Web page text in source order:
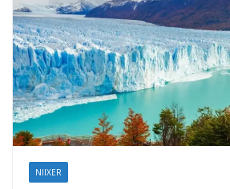
NIIXER